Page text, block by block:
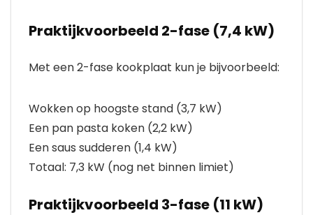
Praktijkvoorbeeld 2-fase (7,4 kW)
Met een 2-fase kookplaat kun je bijvoorbeeld:
Wokken op hoogste stand (3,7 kW)
Een pan pasta koken (2,2 kW)
Een saus sudderen (1,4 kW)
Totaal: 7,3 kW (nog net binnen limiet)
Praktijkvoorbeeld 3-fase (11 kW)